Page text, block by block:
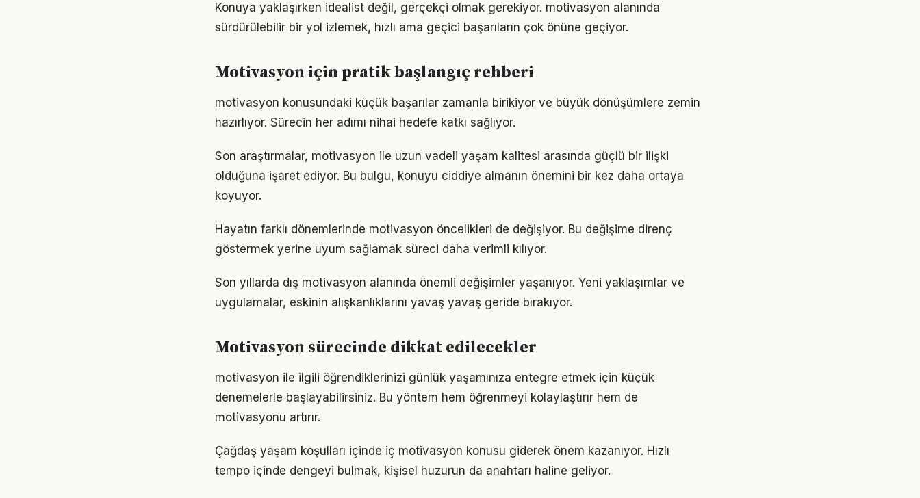
Konuya yaklaşırken idealist değil, gerçekçi olmak gerekiyor. motivasyon alanında
sürdürülebilir bir yol izlemek, hızlı ama geçici başarıların çok önüne geçiyor.
Motivasyon için pratik başlangıç rehberi
motivasyon konusundaki küçük başarılar zamanla birikiyor ve büyük dönüşümlere zemin
hazırlıyor. Sürecin her adımı nihai hedefe katkı sağlıyor.
Son araştırmalar, motivasyon ile uzun vadeli yaşam kalitesi arasında güçlü bir ilişki
olduğuna işaret ediyor. Bu bulgu, konuyu ciddiye almanın önemini bir kez daha ortaya
koyuyor.
Hayatın farklı dönemlerinde motivasyon öncelikleri de değişiyor. Bu değişime direnç
göstermek yerine uyum sağlamak süreci daha verimli kılıyor.
Son yıllarda dış motivasyon alanında önemli değişimler yaşanıyor. Yeni yaklaşımlar ve
uygulamalar, eskinin alışkanlıklarını yavaş yavaş geride bırakıyor.
Motivasyon sürecinde dikkat edilecekler
motivasyon ile ilgili öğrendiklerinizi günlük yaşamınıza entegre etmek için küçük
denemelerle başlayabilirsiniz. Bu yöntem hem öğrenmeyi kolaylaştırır hem de
motivasyonu artırır.
Çağdaş yaşam koşulları içinde iç motivasyon konusu giderek önem kazanıyor. Hızlı
tempo içinde dengeyi bulmak, kişisel huzurun da anahtarı haline geliyor.